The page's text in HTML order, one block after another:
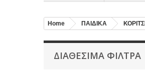
Home ΠΑΙΔΙΚΑ ΚΟΡΙΤΣΙ
ΔΙΑΘΕΣΙΜΑ ΦΙΛΤΡΑ